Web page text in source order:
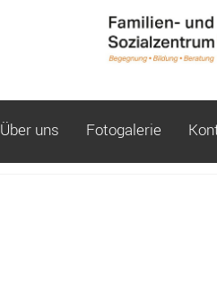
Über uns Fotogalerie